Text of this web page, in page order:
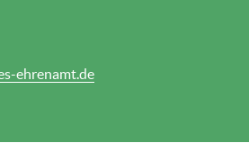
ehrenamt.de